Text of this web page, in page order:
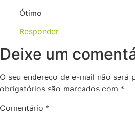
Ótimo
Responder
Deixe um
O seu endereço de e-mail não será
obrigatórios são marcados com *
Comentário *